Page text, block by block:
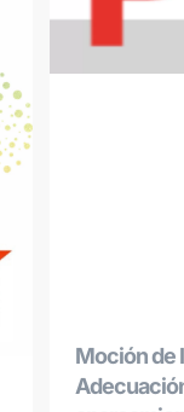
Moción de